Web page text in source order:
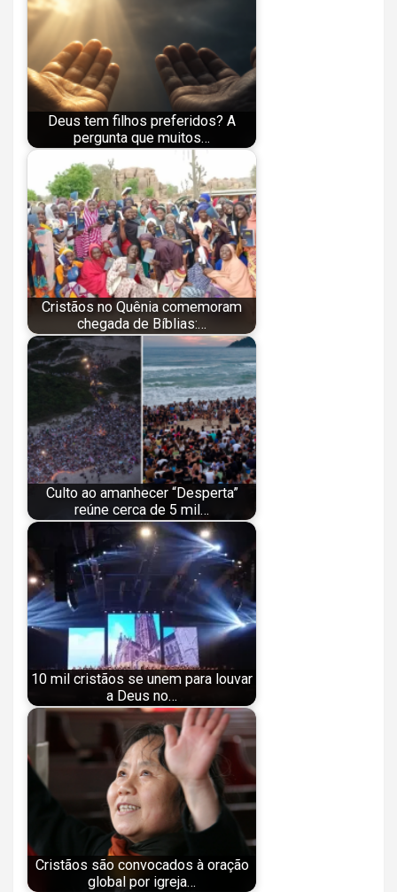
Deus tem filhos preferidos? A
pergunta que muitos…
Cristãos no Quênia comemoram
chegada de Bíblias:…
Culto ao amanhecer “Desperta”
reúne cerca de 5 mil…
10 mil cristãos se unem para louvar
a Deus no…
Cristãos são convocados à oração
global por igreja…